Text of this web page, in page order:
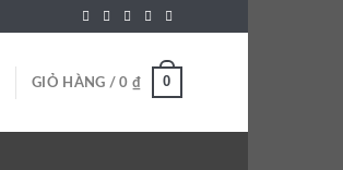
GIỎ HÀNG /0 ₫ 0